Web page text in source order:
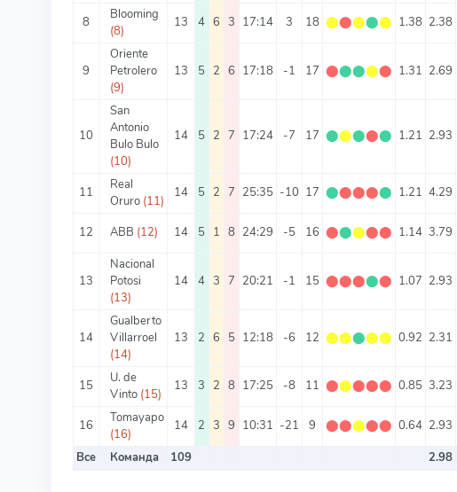
8
Blooming
(8)
13 4 6 3 17:14 3 18 ⬤⬤⬤⬤⬤ 1.38 2.38
9
Oriente
Petrolero
(9)
13 5 2 6 17:18 -1 17 ⬤⬤⬤⬤⬤ 1.31 2.69
10
San
Antonio
Bulo Bulo
(10)
14 5 2 7 17:24 -7 17 ⬤⬤⬤⬤⬤ 1.21 2.93
11
Real
Oruro (11)
14 5 2 7 25:35 -10 17 ⬤⬤⬤⬤⬤ 1.21 4.29
12
ABB (12) 14 5 1 8 24:29 -5 16 ⬤⬤⬤⬤⬤ 1.14 3.79
13
Nacional
Potosi
(13)
14 4 3 7 20:21 -1 15 ⬤⬤⬤⬤⬤ 1.07 2.93
14
Gualberto
Villarroel
(14)
13 2 6 5 12:18 -6 12 ⬤⬤⬤⬤⬤ 0.92 2.31
15
U. de
Vinto (15)
13 3 2 8 17:25 -8 11 ⬤⬤⬤⬤⬤ 0.85 3.23
16
Tomayapo
(16)
14 2 3 9 10:31 -21 9 ⬤⬤⬤⬤⬤ 0.64 2.93
Все
Команда 109 2.98